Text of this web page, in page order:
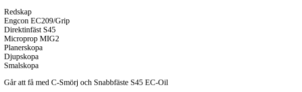
Redskap
Engcon EC209/Grip
Direktinfäst S45
Microprop MIG2
Planerskopa
Djupskopa
Smalskopa
Går att få med C-Smörj och Snabbfäste S45 EC-Oil